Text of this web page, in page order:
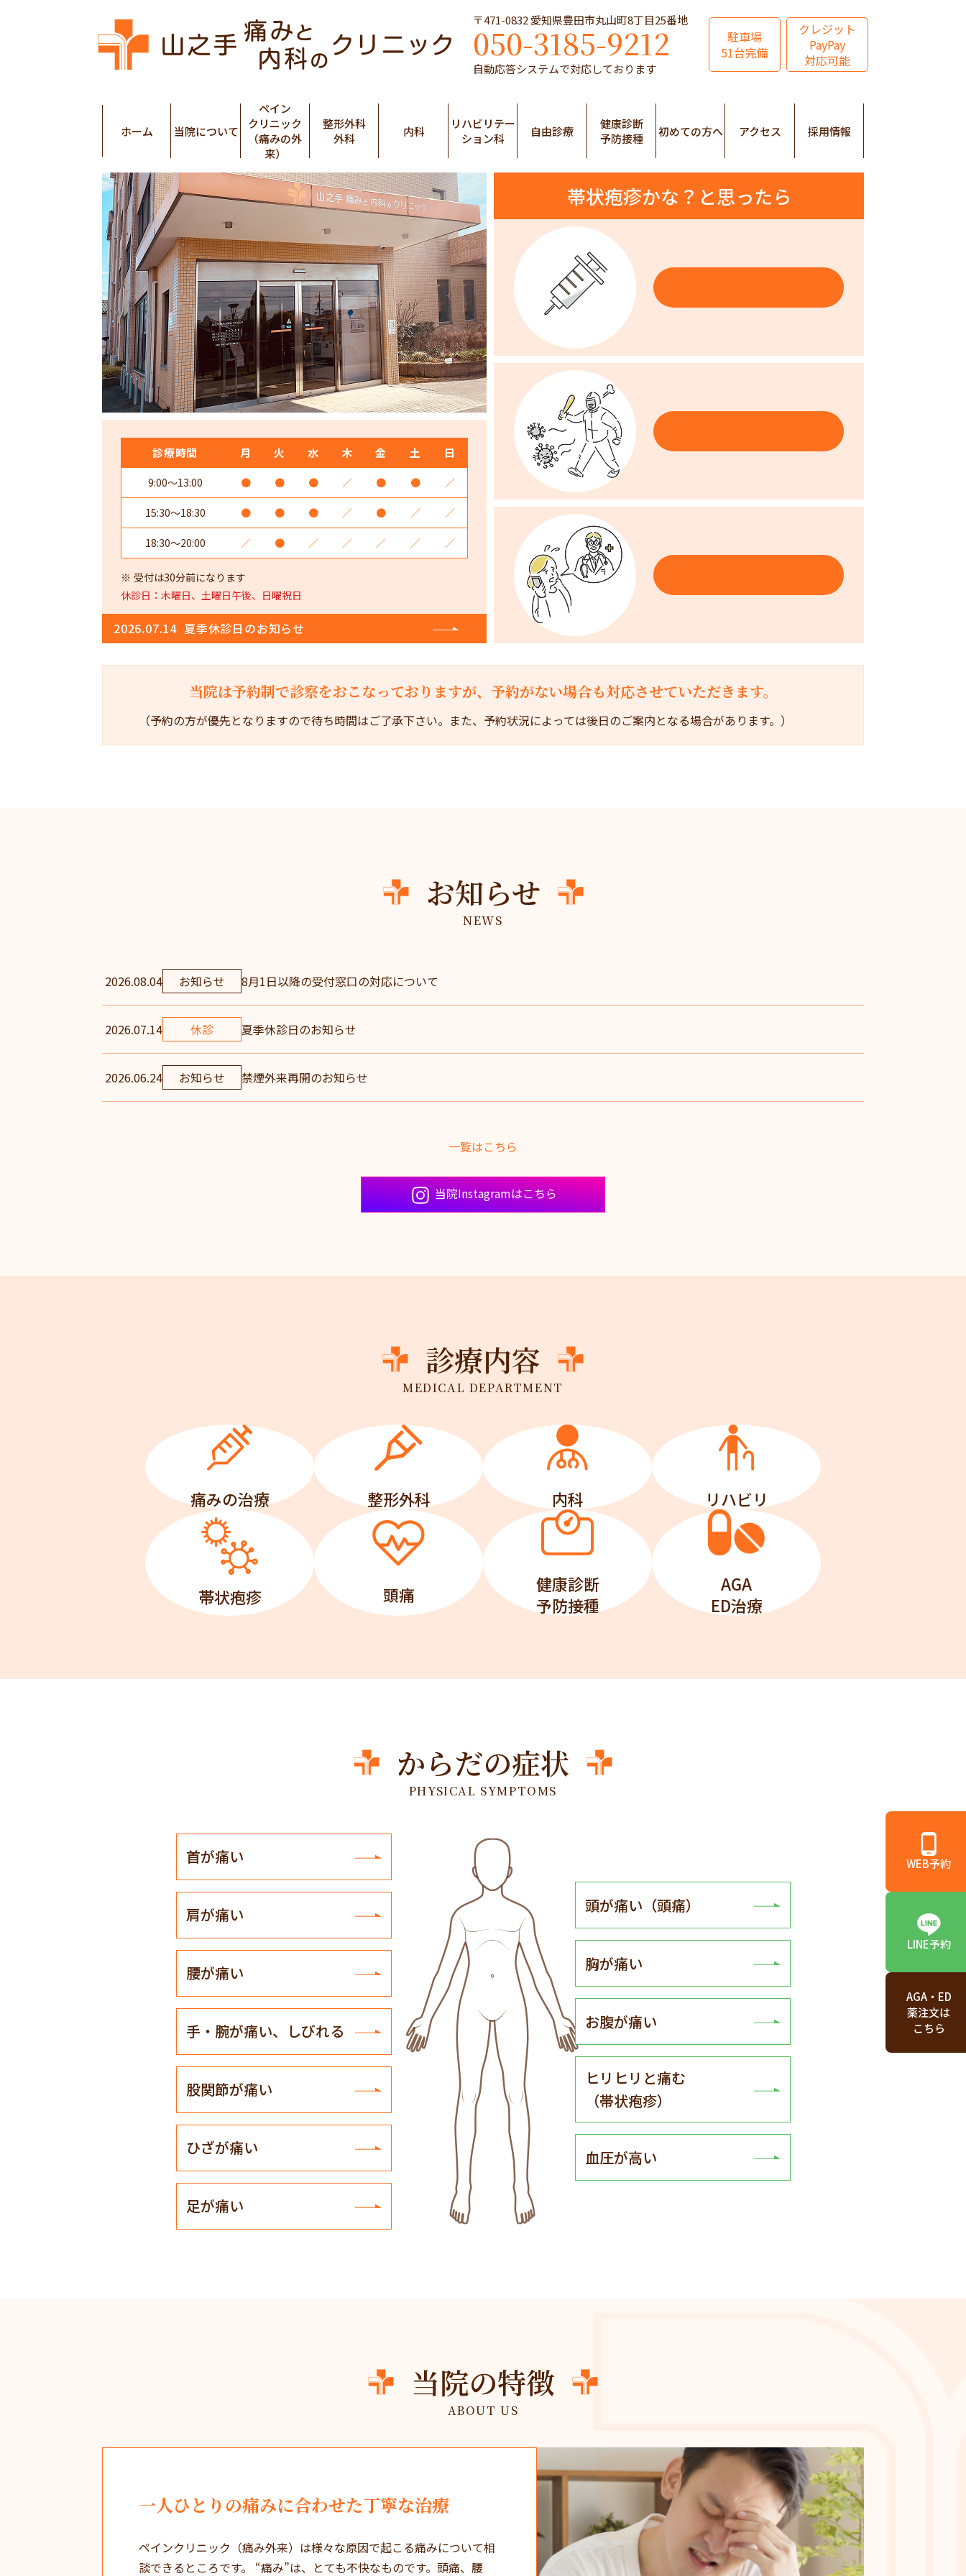
〒471-0832 愛知県豊田市丸山町8丁目25番地
050-3185-9212
自動応答システムで対応しております
駐車場
51台完備
クレジット
PayPay
対応可能
ホーム 当院について
ペイン
クリニック
（痛みの外
来）
整形外科
外科
内科
リハビリテー
ション科
自由診療
健康診断
予防接種
初めての方へ アクセス 採用情報
帯状疱疹かな？と思ったら
診療時間 月 火 水 木 金 土 日
9:00～13:00 ● ● ● ／ ● ● ／
15:30～18:30 ● ● ● ／ ● ／ ／
18:30～20:00 ／ ● ／ ／ ／ ／ ／
受付は30分前になります
休診日：木曜日、土曜日午後、日曜祝日
2026.07.14 夏季休診日のお知らせ
当院は予約制で診察をおこなっておりますが、予約がない場合も対応させていただきます。
（予約の方が優先となりますので待ち時間はご了承下さい。また、予約状況によっては後日のご案内となる場合があります。）
お知らせ
NEWS
2026.08.04 お知らせ 8月1日以降の受付窓口の対応について
2026.07.14 休診 夏季休診日のお知らせ
2026.06.24 お知らせ 禁煙外来再開のお知らせ
一覧はこちら
当院Instagramはこちら
診療内容
MEDICAL DEPARTMENT
痛みの治療 整形外科 内科 リハビリ
帯状疱疹 頭痛
健康診断
予防接種
AGA
ED治療
からだの症状
PHYSICAL SYMPTOMS
首が痛い
肩が痛い
腰が痛い
手・腕が痛い、しびれる
股関節が痛い
ひざが痛い
足が痛い
頭が痛い（頭痛）
胸が痛い
お腹が痛い
ヒリヒリと痛む
（帯状疱疹）
血圧が高い
当院の特徴
ABOUT US
一人ひとりの痛みに合わせた丁寧な治療
ペインクリニック（痛み外来）は様々な原因で起こる痛みについて相
談できるところです。 “痛み”は、とても不快なものです。頭痛、腰
WEB予約
LINE予約
AGA・ED
薬注文は
こちら